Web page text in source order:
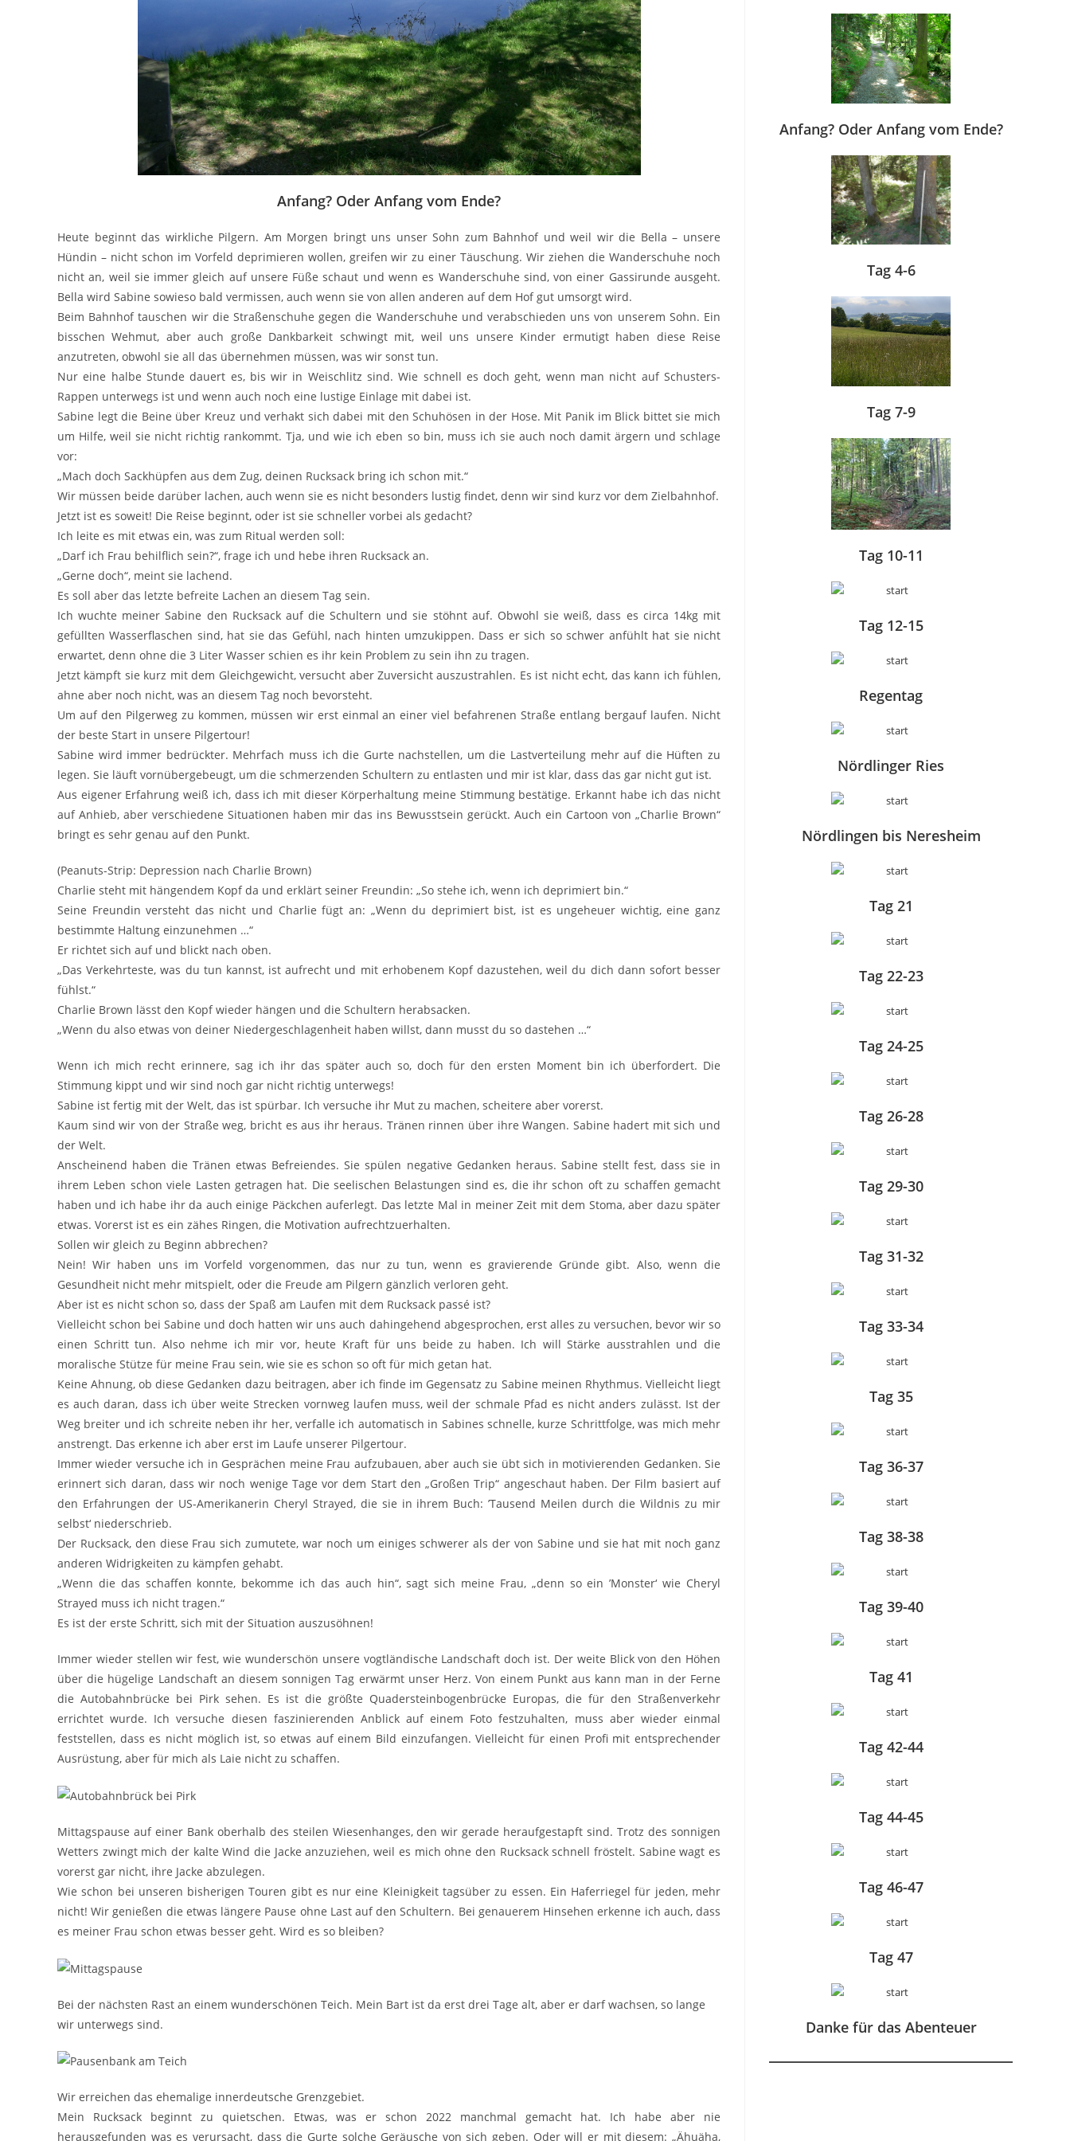
Anfang? Oder Anfang vom Ende?
Heute beginnt das wirkliche Pilgern. Am Morgen bringt uns unser Sohn zum Bahnhof und weil wir die Bella – unsere
Hündin – nicht schon im Vorfeld deprimieren wollen, greifen wir zu einer Täuschung. Wir ziehen die Wanderschuhe noch
nicht an, weil sie immer gleich auf unsere Füße schaut und wenn es Wanderschuhe sind, von einer Gassirunde ausgeht.
Bella wird Sabine sowieso bald vermissen, auch wenn sie von allen anderen auf dem Hof gut umsorgt wird.
Beim Bahnhof tauschen wir die Straßenschuhe gegen die Wanderschuhe und verabschieden uns von unserem Sohn. Ein
bisschen Wehmut, aber auch große Dankbarkeit schwingt mit, weil uns unsere Kinder ermutigt haben diese Reise
anzutreten, obwohl sie all das übernehmen müssen, was wir sonst tun.
Nur eine halbe Stunde dauert es, bis wir in Weischlitz sind. Wie schnell es doch geht, wenn man nicht auf Schusters-
Rappen unterwegs ist und wenn auch noch eine lustige Einlage mit dabei ist.
Sabine legt die Beine über Kreuz und verhakt sich dabei mit den Schuhösen in der Hose. Mit Panik im Blick bittet sie mich
um Hilfe, weil sie nicht richtig rankommt. Tja, und wie ich eben so bin, muss ich sie auch noch damit ärgern und schlage
vor:
„Mach doch Sackhüpfen aus dem Zug, deinen Rucksack bring ich schon mit.“
Wir müssen beide darüber lachen, auch wenn sie es nicht besonders lustig findet, denn wir sind kurz vor dem Zielbahnhof.
Jetzt ist es soweit! Die Reise beginnt, oder ist sie schneller vorbei als gedacht?
Ich leite es mit etwas ein, was zum Ritual werden soll:
„Darf ich Frau behilflich sein?“, frage ich und hebe ihren Rucksack an.
„Gerne doch“, meint sie lachend.
Es soll aber das letzte befreite Lachen an diesem Tag sein.
Ich wuchte meiner Sabine den Rucksack auf die Schultern und sie stöhnt auf. Obwohl sie weiß, dass es circa 14kg mit
gefüllten Wasserflaschen sind, hat sie das Gefühl, nach hinten umzukippen. Dass er sich so schwer anfühlt hat sie nicht
erwartet, denn ohne die 3 Liter Wasser schien es ihr kein Problem zu sein ihn zu tragen.
Jetzt kämpft sie kurz mit dem Gleichgewicht, versucht aber Zuversicht auszustrahlen. Es ist nicht echt, das kann ich fühlen,
ahne aber noch nicht, was an diesem Tag noch bevorsteht.
Um auf den Pilgerweg zu kommen, müssen wir erst einmal an einer viel befahrenen Straße entlang bergauf laufen. Nicht
der beste Start in unsere Pilgertour!
Sabine wird immer bedrückter. Mehrfach muss ich die Gurte nachstellen, um die Lastverteilung mehr auf die Hüften zu
legen. Sie läuft vornübergebeugt, um die schmerzenden Schultern zu entlasten und mir ist klar, dass das gar nicht gut ist.
Aus eigener Erfahrung weiß ich, dass ich mit dieser Körperhaltung meine Stimmung bestätige. Erkannt habe ich das nicht
auf Anhieb, aber verschiedene Situationen haben mir das ins Bewusstsein gerückt. Auch ein Cartoon von „Charlie Brown“
bringt es sehr genau auf den Punkt.
(Peanuts-Strip: Depression nach Charlie Brown)
Charlie steht mit hängendem Kopf da und erklärt seiner Freundin: „So stehe ich, wenn ich deprimiert bin.“
Seine Freundin versteht das nicht und Charlie fügt an: „Wenn du deprimiert bist, ist es ungeheuer wichtig, eine ganz
bestimmte Haltung einzunehmen …“
Er richtet sich auf und blickt nach oben.
„Das Verkehrteste, was du tun kannst, ist aufrecht und mit erhobenem Kopf dazustehen, weil du dich dann sofort besser
fühlst.“
Charlie Brown lässt den Kopf wieder hängen und die Schultern herabsacken.
„Wenn du also etwas von deiner Niedergeschlagenheit haben willst, dann musst du so dastehen …“
Wenn ich mich recht erinnere, sag ich ihr das später auch so, doch für den ersten Moment bin ich überfordert. Die
Stimmung kippt und wir sind noch gar nicht richtig unterwegs!
Sabine ist fertig mit der Welt, das ist spürbar. Ich versuche ihr Mut zu machen, scheitere aber vorerst.
Kaum sind wir von der Straße weg, bricht es aus ihr heraus. Tränen rinnen über ihre Wangen. Sabine hadert mit sich und
der Welt.
Anscheinend haben die Tränen etwas Befreiendes. Sie spülen negative Gedanken heraus. Sabine stellt fest, dass sie in
ihrem Leben schon viele Lasten getragen hat. Die seelischen Belastungen sind es, die ihr schon oft zu schaffen gemacht
haben und ich habe ihr da auch einige Päckchen auferlegt. Das letzte Mal in meiner Zeit mit dem Stoma, aber dazu später
etwas. Vorerst ist es ein zähes Ringen, die Motivation aufrechtzuerhalten.
Sollen wir gleich zu Beginn abbrechen?
Nein! Wir haben uns im Vorfeld vorgenommen, das nur zu tun, wenn es gravierende Gründe gibt. Also, wenn die
Gesundheit nicht mehr mitspielt, oder die Freude am Pilgern gänzlich verloren geht.
Aber ist es nicht schon so, dass der Spaß am Laufen mit dem Rucksack passé ist?
Vielleicht schon bei Sabine und doch hatten wir uns auch dahingehend abgesprochen, erst alles zu versuchen, bevor wir so
einen Schritt tun. Also nehme ich mir vor, heute Kraft für uns beide zu haben. Ich will Stärke ausstrahlen und die
moralische Stütze für meine Frau sein, wie sie es schon so oft für mich getan hat.
Keine Ahnung, ob diese Gedanken dazu beitragen, aber ich finde im Gegensatz zu Sabine meinen Rhythmus. Vielleicht liegt
es auch daran, dass ich über weite Strecken vornweg laufen muss, weil der schmale Pfad es nicht anders zulässt. Ist der
Weg breiter und ich schreite neben ihr her, verfalle ich automatisch in Sabines schnelle, kurze Schrittfolge, was mich mehr
anstrengt. Das erkenne ich aber erst im Laufe unserer Pilgertour.
Immer wieder versuche ich in Gesprächen meine Frau aufzubauen, aber auch sie übt sich in motivierenden Gedanken. Sie
erinnert sich daran, dass wir noch wenige Tage vor dem Start den „Großen Trip“ angeschaut haben. Der Film basiert auf
den Erfahrungen der US-Amerikanerin Cheryl Strayed, die sie in ihrem Buch: ’Tausend Meilen durch die Wildnis zu mir
selbst‘ niederschrieb.
Der Rucksack, den diese Frau sich zumutete, war noch um einiges schwerer als der von Sabine und sie hat mit noch ganz
anderen Widrigkeiten zu kämpfen gehabt.
„Wenn die das schaffen konnte, bekomme ich das auch hin“, sagt sich meine Frau, „denn so ein ’Monster‘ wie Cheryl
Strayed muss ich nicht tragen.“
Es ist der erste Schritt, sich mit der Situation auszusöhnen!
Immer wieder stellen wir fest, wie wunderschön unsere vogtländische Landschaft doch ist. Der weite Blick von den Höhen
über die hügelige Landschaft an diesem sonnigen Tag erwärmt unser Herz. Von einem Punkt aus kann man in der Ferne
die Autobahnbrücke bei Pirk sehen. Es ist die größte Quadersteinbogenbrücke Europas, die für den Straßenverkehr
errichtet wurde. Ich versuche diesen faszinierenden Anblick auf einem Foto festzuhalten, muss aber wieder einmal
feststellen, dass es nicht möglich ist, so etwas auf einem Bild einzufangen. Vielleicht für einen Profi mit entsprechender
Ausrüstung, aber für mich als Laie nicht zu schaffen.
Mittagspause auf einer Bank oberhalb des steilen Wiesenhanges, den wir gerade heraufgestapft sind. Trotz des sonnigen
Wetters zwingt mich der kalte Wind die Jacke anzuziehen, weil es mich ohne den Rucksack schnell fröstelt. Sabine wagt es
vorerst gar nicht, ihre Jacke abzulegen.
Wie schon bei unseren bisherigen Touren gibt es nur eine Kleinigkeit tagsüber zu essen. Ein Haferriegel für jeden, mehr
nicht! Wir genießen die etwas längere Pause ohne Last auf den Schultern. Bei genauerem Hinsehen erkenne ich auch, dass
es meiner Frau schon etwas besser geht. Wird es so bleiben?
Bei der nächsten Rast an einem wunderschönen Teich. Mein Bart ist da erst drei Tage alt, aber er darf wachsen, so lange
wir unterwegs sind.
Wir erreichen das ehemalige innerdeutsche Grenzgebiet.
Mein Rucksack beginnt zu quietschen. Etwas, was er schon 2022 manchmal gemacht hat. Ich habe aber nie
herausgefunden was es verursacht, dass die Gurte solche Geräusche von sich geben. Oder will er mit diesem: „Ähuäha,
Anfang? Oder Anfang vom Ende?
Tag 4-6
Tag 7-9
Tag 10-11
Tag 12-15
Regentag
Nördlinger Ries
Nördlingen bis Neresheim
Tag 21
Tag 22-23
Tag 24-25
Tag 26-28
Tag 29-30
Tag 31-32
Tag 33-34
Tag 35
Tag 36-37
Tag 38-38
Tag 39-40
Tag 41
Tag 42-44
Tag 44-45
Tag 46-47
Tag 47
Danke für das Abenteuer